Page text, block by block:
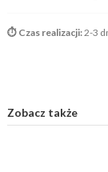
⏱️ Czas realizacji:2-3
Zobacz także